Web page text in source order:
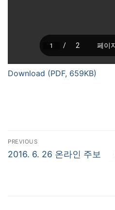
Download (PDF, 659KB)
글
탐
PREVIOUS
Previous
2016. 6. 26 온라인 주보